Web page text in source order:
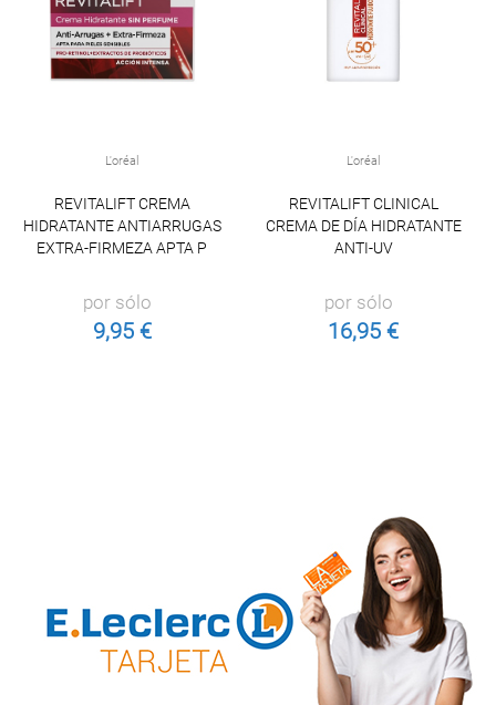
L'oréal
REVITALIFT CREMA
HIDRATANTE ANTIARRUGAS
EXTRA-FIRMEZA APTA P
por sólo
9,95 €
L'oréal
REVITALIFT CLINICAL
CREMA DE DÍA HIDRATANTE
ANTI-UV
por sólo
16,95 €